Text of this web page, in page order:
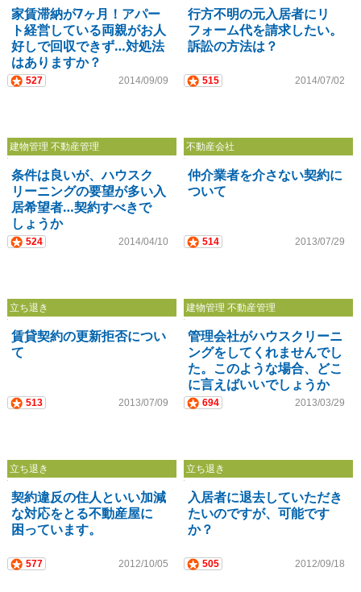
家賃滞納が7ヶ月！アパー
ト経営している両親がお人
好しで回収できず…対処法
はありますか？
527 2014/09/09
行方不明の元入居者にリ
フォーム代を請求したい。
訴訟の方法は？
515 2014/07/02
建物管理 不動産管理
条件は良いが、ハウスク
リーニングの要望が多い入
居希望者…契約すべきで
しょうか
524 2014/04/10
不動産会社
仲介業者を介さない契約に
ついて
514 2013/07/29
立ち退き
賃貸契約の更新拒否につい
て
513 2013/07/09
建物管理 不動産管理
管理会社がハウスクリーニ
ングをしてくれませんでし
た。このような場合、どこ
に言えばいいでしょうか
694 2013/03/29
立ち退き
契約違反の住人といい加減
な対応をとる不動産屋に
困っています。
577 2012/10/05
立ち退き
入居者に退去していただき
たいのですが、可能です
か？
505 2012/09/18